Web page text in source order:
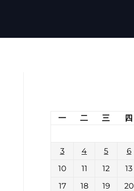
一 二 三 四
3
4 5 6
10
11 12 13
17
18 19 20